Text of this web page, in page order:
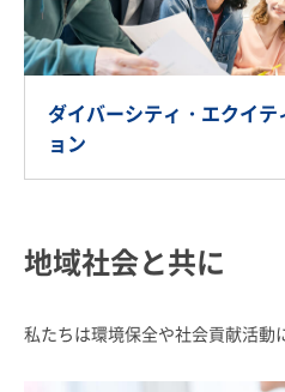
ダイバーシティ・エクイ
ョン
地域社会と共に
私たちは環境保全や社会貢献活動